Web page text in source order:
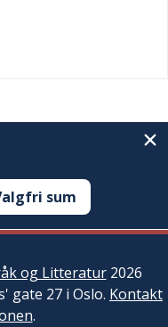
sum
og Litteratur2026
gate 27 i Oslo. Kontakt
.